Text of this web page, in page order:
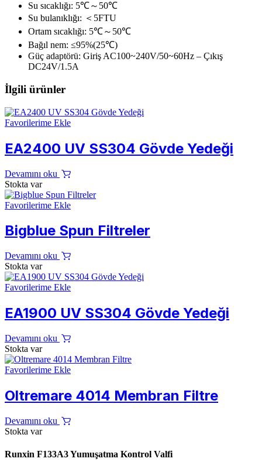
Su sıcaklığı: 5℃～50℃
Su bulanıklığı: ＜5FTU
Ortam sıcaklığı: 5℃～50℃
Bağıl nem: ≤95%(25℃)
Güç adaptörü: Giriş AC100~240V/50~60Hz – Çıkış
DC24V/1.5A
İlgili ürünler
Favorilerime Ekle
EA2400 UV SS304 Gövde Yedeği
Devamını oku
Stokta var
Favorilerime Ekle
Bigblue Spun Filtreler
Devamını oku
Stokta var
Favorilerime Ekle
EA1900 UV SS304 Gövde Yedeği
Devamını oku
Stokta var
Favorilerime Ekle
Oltremare 4014 Membran Filtre
Devamını oku
Stokta var
Runxin F133A3 Yumuşatma Kontrol Valfi